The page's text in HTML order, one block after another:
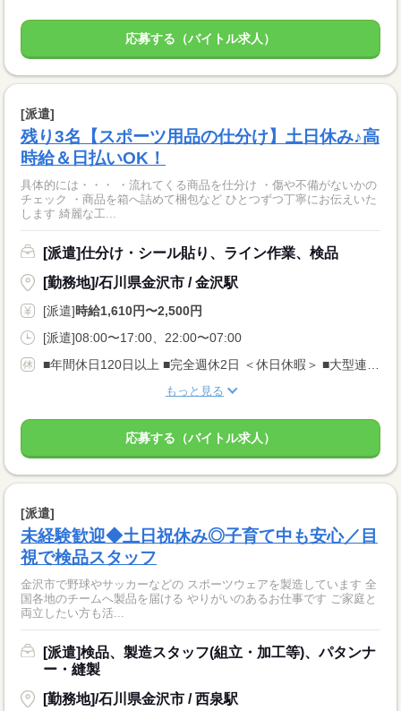
応募する（バイトル求人）
[派遣]
残り3名【スポーツ用品の仕分け】土日休み♪高
時給＆日払いOK！
具体的には・・・ ・流れてくる商品を仕分け ・傷や不備がないかの
チェック ・商品を箱へ詰めて梱包など ひとつずつ丁寧にお伝えいた
します 綺麗な工...
[派遣]仕分け・シール貼り、ライン作業、検品
[勤務地]/石川県金沢市 / 金沢駅
[派遣]時給1,610円〜2,500円
[派遣]08:00〜17:00、22:00〜07:00
■年間休日120日以上 ■完全週休2日 ＜休日休暇＞ ■大型連休あり ■長期休暇OK ■ご家庭都合のお休み調整OK ■産休・育休取得実績あり
もっと見る
応募する（バイトル求人）
[派遣]
未経験歓迎◆土日祝休み◎子育て中も安心／目
視で検品スタッフ
金沢市で野球やサッカーなどの スポーツウェアを製造しています 全
国各地のチームへ製品を届ける やりがいのあるお仕事です ご家庭と
両立したい方も活...
[派遣]検品、製造スタッフ(組立・加工等)、パタンナ
ー・縫製
[勤務地]/石川県金沢市 / 西泉駅